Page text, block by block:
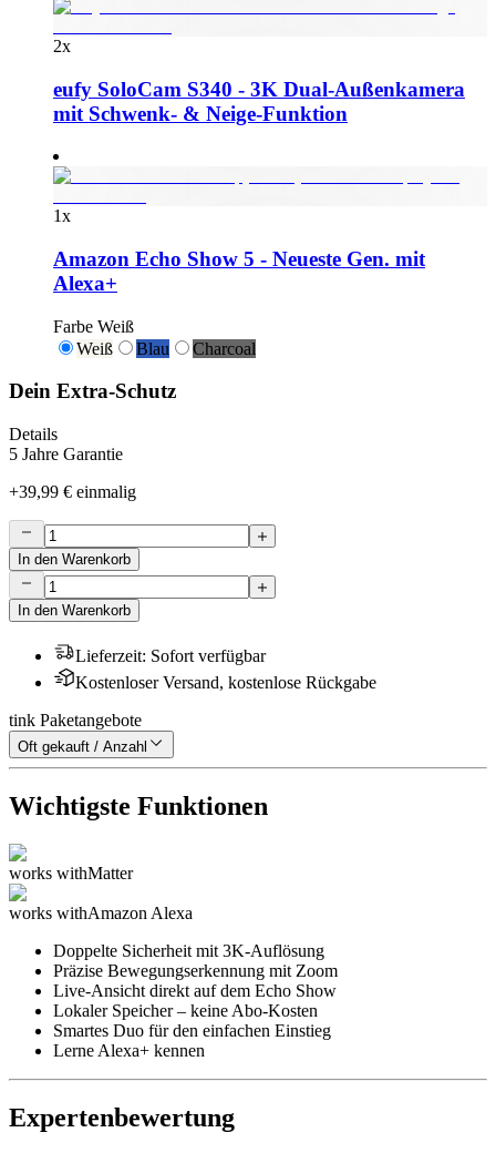
2x
eufy SoloCam S340 - 3K Dual-Außenkamera
mit Schwenk- & Neige-Funktion
1x
Amazon Echo Show 5 - Neueste Gen. mit
Alexa+
Farbe Weiß
Weiß
Blau Charcoal
Dein Extra-Schutz
Details
5 Jahre Garantie
+39,99 € einmalig
In den Warenkorb
In den Warenkorb
Lieferzeit: Sofort verfügbar
Kostenloser Versand, kostenlose Rückgabe
tink Paketangebote
Oft gekauft / Anzahl
Wichtigste Funktionen
works withMatter
works withAmazon Alexa
Doppelte Sicherheit mit 3K-Auflösung
Präzise Bewegungserkennung mit Zoom
Live-Ansicht direkt auf dem Echo Show
Lokaler Speicher – keine Abo-Kosten
Smartes Duo für den einfachen Einstieg
Lerne Alexa+ kennen
Expertenbewertung